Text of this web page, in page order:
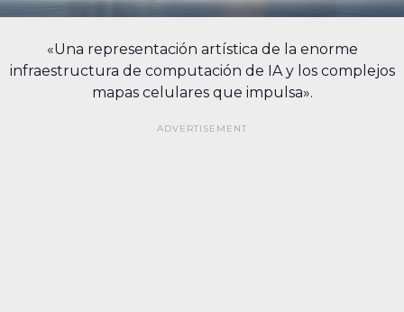
«Una representación artística de la enorme
infraestructura de computación de IA y los complejos
mapas celulares que impulsa».